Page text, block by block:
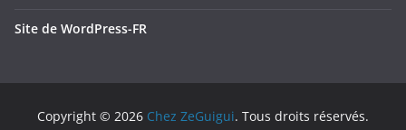
Site de WordPress-FR
Copyright © 2026 Chez ZeGuigui. Tous droits réservés.